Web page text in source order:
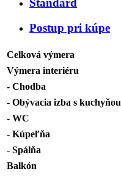
Štandard
Postup pri kúpe
Celková výmera
Výmera interiéru
- Chodba
- Obývacia izba s kuchyňou
- WC
- Kúpeľňa
- Spálňa
Balkón